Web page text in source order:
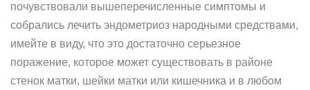
почувствовали вышеперечисленные симптомы и
собрались лечить эндометриоз народными средствами,
имейте в виду, что это достаточно серьезное
поражение, которое может существовать в районе
стенок матки, шейки матки или кишечника и в любом